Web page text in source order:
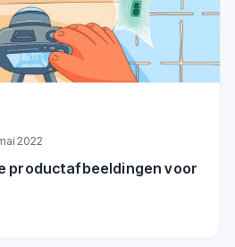
2022
productafbeeldingen voor